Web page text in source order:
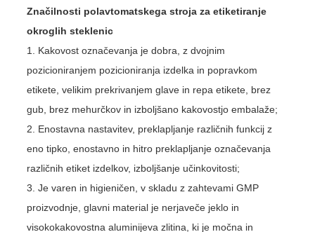
Značilnosti polavtomatskega stroja za etiketiranje
okroglih steklenic
1. Kakovost označevanja je dobra, z dvojnim
pozicioniranjem pozicioniranja izdelka in popravkom
etikete, velikim prekrivanjem glave in repa etikete, brez
gub, brez mehurčkov in izboljšano kakovostjo embalaže;
2. Enostavna nastavitev, preklapljanje različnih funkcij z
eno tipko, enostavno in hitro preklapljanje označevanja
različnih etiket izdelkov, izboljšanje učinkovitosti;
3. Je varen in higieničen, v skladu z zahtevami GMP
proizvodnje, glavni material je nerjaveče jeklo in
visokokakovostna aluminijeva zlitina, ki je močna in